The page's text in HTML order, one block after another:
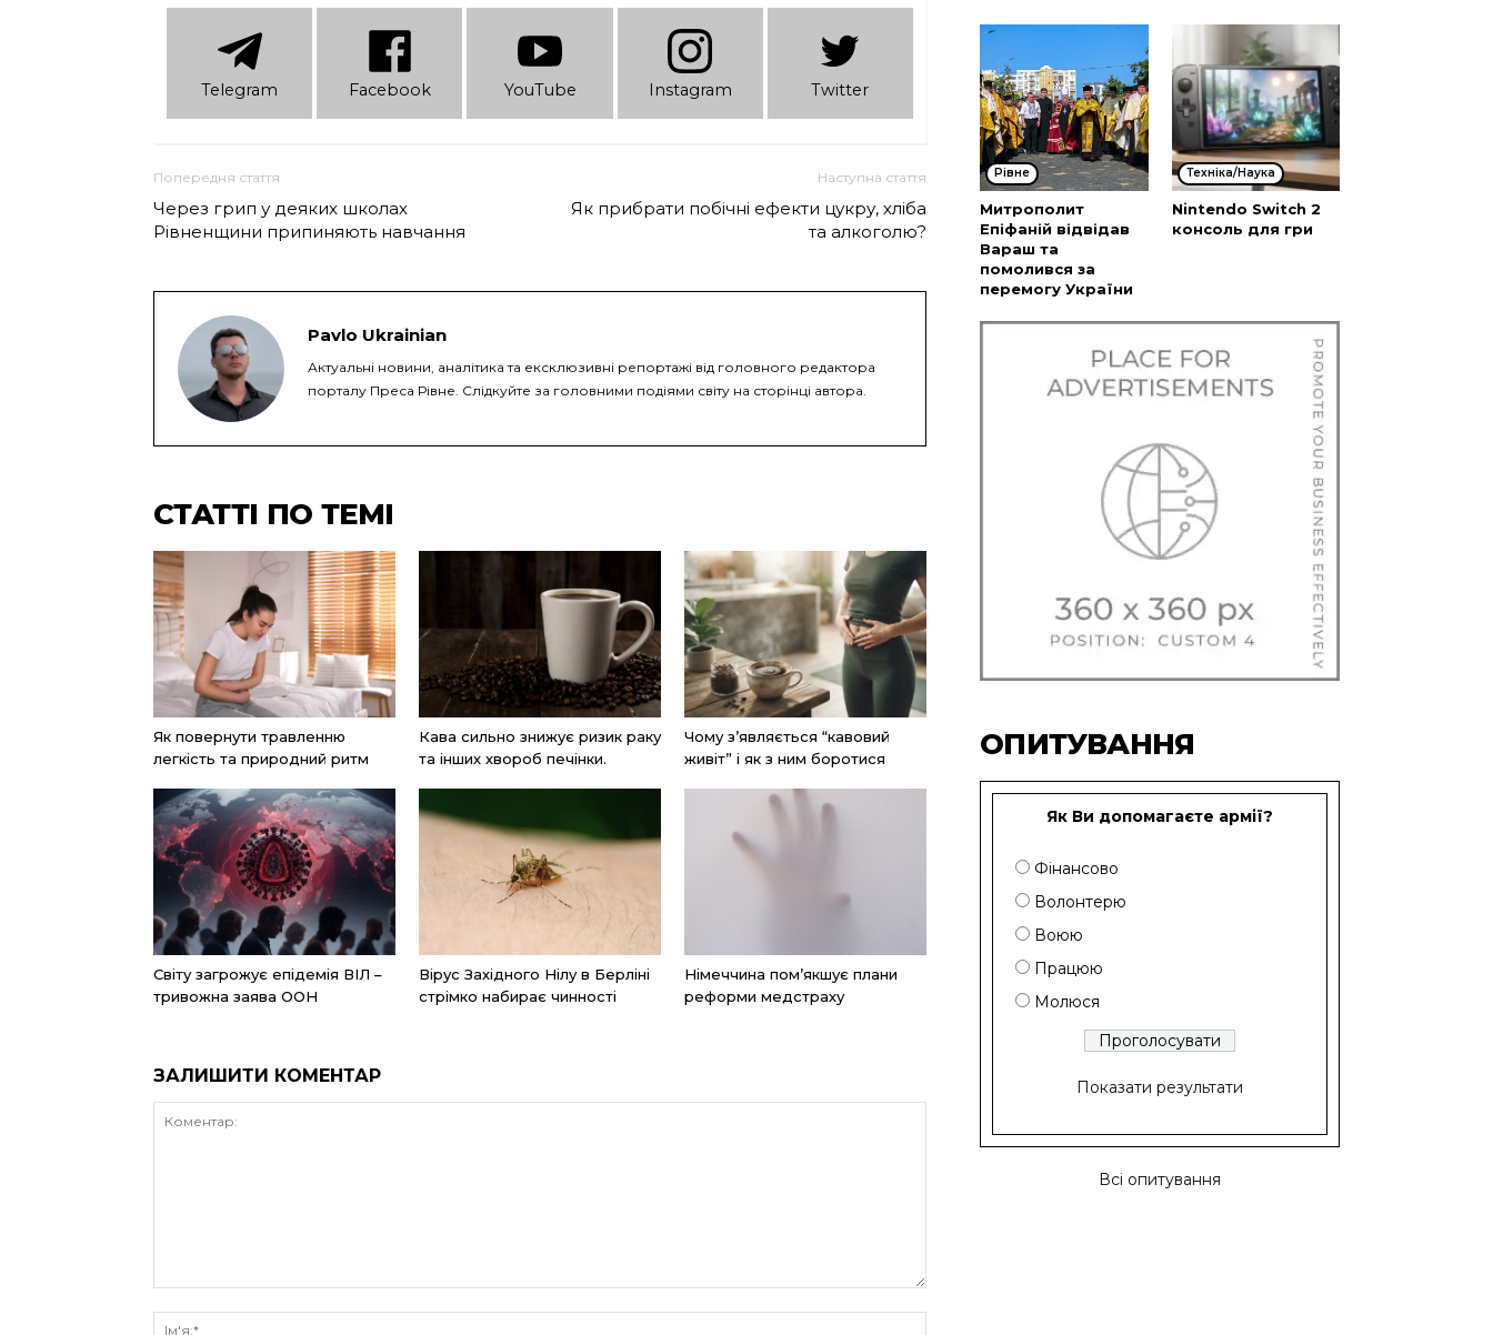
Telеgram Facebook YouTube Instagram Twitter
Попередня стаття
Через грип у деяких школах
Рівненщини припиняють навчання
Наступна стаття
Як прибрати побічні ефекти цукру, хліба
та алкоголю?
Pavlo Ukrainian
Актуальні новини, аналітика та ексклюзивні репортажі від головного редактора
порталу Преса Рівне. Слідкуйте за головними подіями світу на сторінці автора.
СТАТТІ ПО ТЕМІ
Як повернути травленню
легкість та природний ритм
Кава сильно знижує ризик раку
та інших хвороб печінки.
Чому з’являється “кавовий
живіт” і як з ним боротися
Світу загрожує епідемія ВІЛ –
тривожна заява ООН
Вірус Західного Нілу в Берліні
стрімко набирає чинності
Німеччина пом’якшує плани
реформи медстраху
ЗАЛИШИТИ КОМЕНТАР
Рівне
Митрополит
Епіфаній відвідав
Вараш та
помолився за
перемогу України
Техніка/Наука
Nintendo Switch 2
консоль для гри
ОПИТУВАННЯ
Як Ви допомагаєте армії?
Фінансово
Волонтерю
Воюю
Працюю
Молюся
Показати результати
Всі опитування